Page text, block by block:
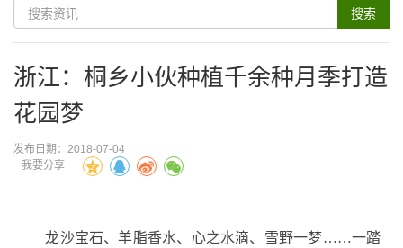
浙江：桐乡小伙种植千余种月季打造
花园梦
发布日期：2018-07-04
我要分享
龙沙宝石、羊脂香水、心之水滴、雪野一梦……一踏